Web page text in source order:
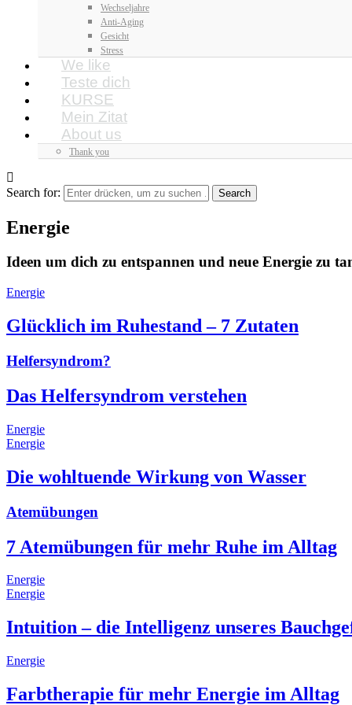
Wechseljahre
Anti-Aging
Gesicht
Stress
We like
Teste dich
KURSE
Mein Zitat
About us
Thank you
Search for:
Energie
Ideen um dich zu entspannen und neue Energie zu
Energie
Glücklich im Ruhestand – 7 Zutaten
Helfersyndrom?
Das Helfersyndrom verstehen
Energie
Energie
Die wohltuende Wirkung von Wasser
Atemübungen
7 Atemübungen für mehr Ruhe im Alltag
Energie
Energie
Intuition – die Intelligenz unseres
Energie
Farbtherapie für mehr Energie im Alltag